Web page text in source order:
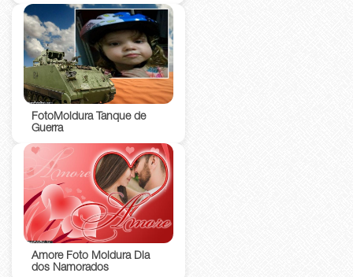
FotoMoldura Tanque de
Guerra
Amore Foto Moldura Dia
dos Namorados